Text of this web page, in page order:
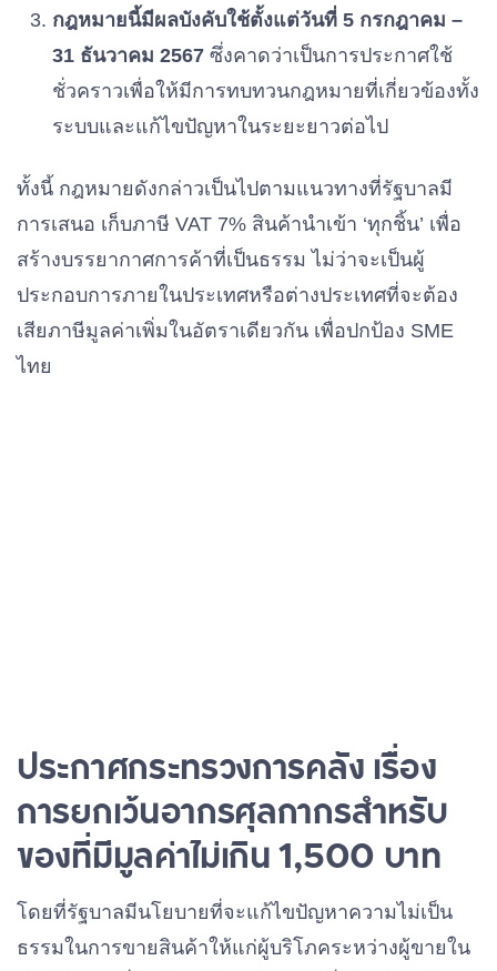
กฎหมายนี้มีผลบังคับใช้ตั้งแต่วันที่ 5 กรกฎาคม –
31 ธันวาคม 2567 ซึ่งคาดว่าเป็นการประกาศใช้
ชั่วคราวเพื่อให้มีการทบทวนกฎหมายที่เกี่ยวข้องทั้ง
ระบบและแก้ไขปัญหาในระยะยาวต่อไป
ทั้งนี้ กฎหมายดังกล่าวเป็นไปตามแนวทางที่รัฐบาลมี
การเสนอ เก็บภาษี VAT 7% สินค้านำเข้า ‘ทุกชิ้น’ เพื่อ
สร้างบรรยากาศการค้าที่เป็นธรรม ไม่ว่าจะเป็นผู้
ประกอบการภายในประเทศหรือต่างประเทศที่จะต้อง
เสียภาษีมูลค่าเพิ่มในอัตราเดียวกัน เพื่อปกป้อง SME
ไทย
ประกาศกระทรวงการคลัง เรื่อง
การยกเว้นอากรศุลกากรสำหรับ
ของที่มีมูลค่าไม่เกิน 1,500 บาท
โดยที่รัฐบาลมีนโยบายที่จะแก้ไขปัญหาความไม่เป็น
ธรรมในการขายสินค้าให้แก่ผู้บริโภคระหว่างผู้ขายใน